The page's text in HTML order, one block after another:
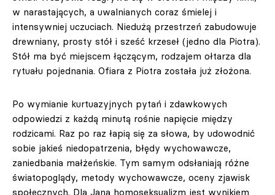
w narastających, a uwalnianych coraz śmielej i
intensywniej uczuciach. Niedużą przestrzeń zabudowuje
drewniany, prosty stół i sześć krzeseł (jedno dla Piotra).
Stół ma być miejscem łączącym, rodzajem ołtarza dla
rytuału pojednania. Ofiara z Piotra została już złożona.
Po wymianie kurtuazyjnych pytań i zdawkowych
odpowiedzi z każdą minutą rośnie napięcie między
rodzicami. Raz po raz łapią się za słowa, by udowodnić
sobie jakieś niedopatrzenia, błędy wychowawcze,
zaniedbania małżeńskie. Tym samym odsłaniają różne
światopoglądy, metody wychowawcze, oceny zjawisk
społecznych. Dla Jana homoseksualizm jest wynikiem